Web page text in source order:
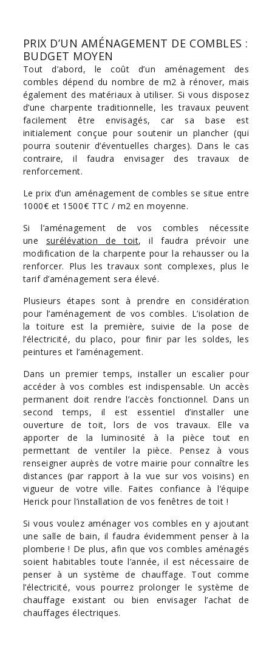
PRIX D’UN AMÉNAGEMENT DE COMBLES :
BUDGET MOYEN
Tout d’abord, le coût d’un aménagement des
combles dépend du nombre de m2 à rénover, mais
également des matériaux à utiliser. Si vous disposez
d’une charpente traditionnelle, les travaux peuvent
facilement être envisagés, car sa base est
initialement conçue pour soutenir un plancher (qui
pourra soutenir d’éventuelles charges). Dans le cas
contraire, il faudra envisager des travaux de
renforcement.
Le prix d’un aménagement de combles se situe entre
1000€ et 1500€ TTC / m2 en moyenne.
Si l’aménagement de vos combles nécessite
une surélévation de toit, il faudra prévoir une
modification de la charpente pour la rehausser ou la
renforcer. Plus les travaux sont complexes, plus le
tarif d’aménagement sera élevé.
Plusieurs étapes sont à prendre en considération
pour l’aménagement de vos combles. L’isolation de
la toiture est la première, suivie de la pose de
l’électricité, du placo, pour finir par les soldes, les
peintures et l’aménagement.
Dans un premier temps, installer un escalier pour
accéder à vos combles est indispensable. Un accès
permanent doit rendre l’accès fonctionnel. Dans un
second temps, il est essentiel d’installer une
ouverture de toit, lors de vos travaux. Elle va
apporter de la luminosité à la pièce tout en
permettant de ventiler la pièce. Pensez à vous
renseigner auprès de votre mairie pour connaître les
distances (par rapport à la vue sur vos voisins) en
vigueur de votre ville. Faites confiance à l’équipe
Herick pour l’installation de vos fenêtres de toit !
Si vous voulez aménager vos combles en y ajoutant
une salle de bain, il faudra évidemment penser à la
plomberie ! De plus, afin que vos combles aménagés
soient habitables toute l’année, il est nécessaire de
penser à un système de chauffage. Tout comme
l’électricité, vous pourrez prolonger le système de
chauffage existant ou bien envisager l’achat de
chauffages électriques.